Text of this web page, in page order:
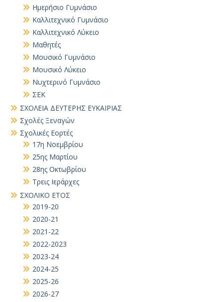
Ημερήσιο Γυμνάσιο
Καλλιτεχνικό Γυμνάσιο
Καλλιτεχνικό Λύκειο
Μαθητές
Μουσικό Γυμνάσιο
Μουσικό Λύκειο
Νυχτερινό Γυμνάσιο
ΣΕΚ
ΣΧΟΛΕΙΑ ΔΕΥΤΕΡΗΣ ΕΥΚΑΙΡΙΑΣ
Σχολές Ξεναγών
Σχολικές Εορτές
17η Νοεμβρίου
25ης Μαρτίου
28ης Οκτωβρίου
Τρεις Ιεράρχες
ΣΧΟΛΙΚΟ ΕΤΟΣ
2019-20
2020-21
2021-22
2022-2023
2023-24
2024-25
2025-26
2026-27